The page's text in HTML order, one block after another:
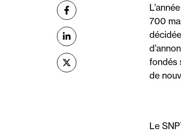
Partager
sur Facebook
sur Linkedin
sur X (Twitter)
700
fondés
de
Le